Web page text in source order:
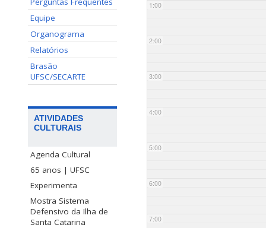
Equipe
Organograma
Relatórios
Brasão
UFSC/SECARTE
ATIVIDADES
CULTURAIS
Agenda Cultural
65 anos | UFSC
Experimenta
Mostra Sistema
Defensivo da Ilha de
Santa Catarina
1:00
2:00
3:00
4:00
5:00
6:00
7:00